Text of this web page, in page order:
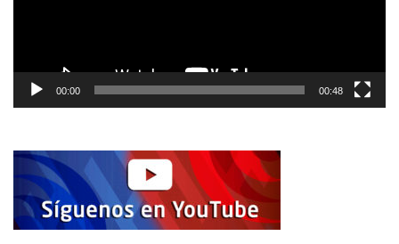
00:00 00:48